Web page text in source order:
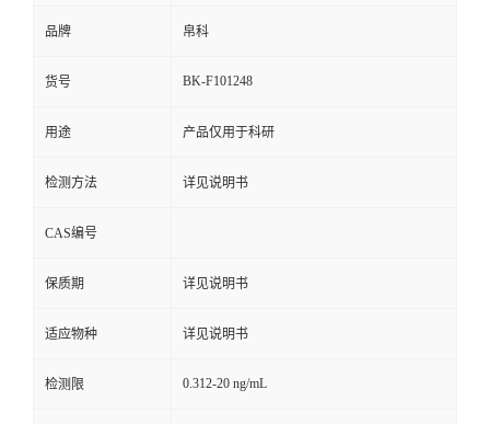
品牌 帛科
货号 BK-F101248
用途 产品仅用于科研
检测方法 详见说明书
CAS编号
保质期 详见说明书
适应物种 详见说明书
检测限 0.312-20 ng/mL